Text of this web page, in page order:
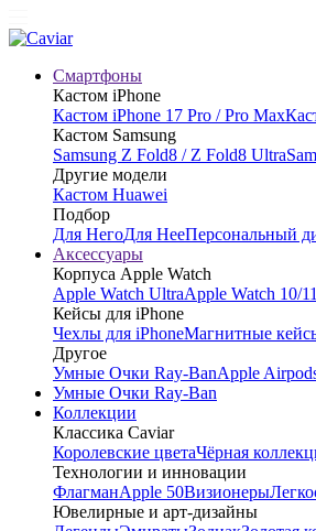
Смартфоны
Кастом iPhone
Кастом iPhone 17 Pro / Pro Max
Кастом Samsung
Samsung Z Fold8 / Z Fold8 Ultra
Другие модели
Кастом Huawei
Подбор
Для НегоДля НееПерсональный
Аксессуары
Корпуса Apple Watch
Apple Watch UltraApple Watch 10/11
Кейсы для iPhone
Чехлы для iPhoneМагнитные
Другое
Умные Очки Ray-BanApple
Умные Очки Ray-Ban
Коллекции
Классика Caviar
Королевские цветаЧёрная
Технологии и инновации
ФлагманApple 50Визионеры
Ювелирные и арт-дизайны